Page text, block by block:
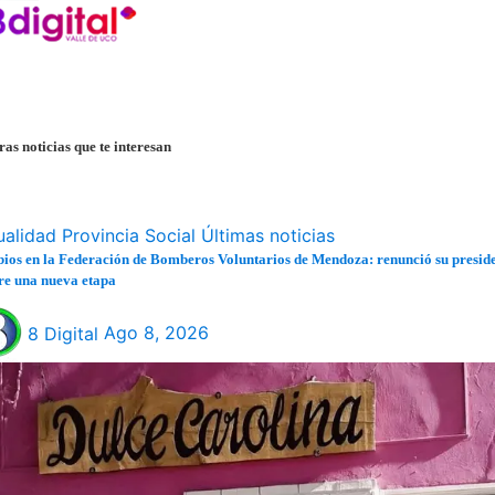
noticias que te interesan
Provincia Social Últimas noticias
en la Federación de Bomberos Voluntarios de Mendoza: renunció su
una nueva etapa
8 Digital Ago 8, 2026